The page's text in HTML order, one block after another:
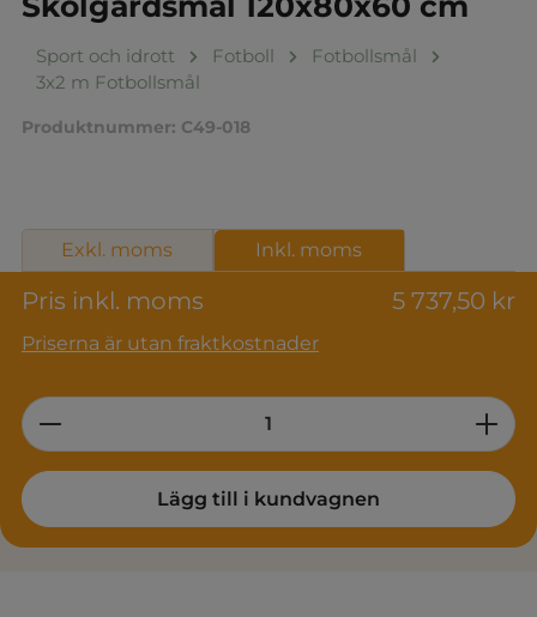
Sport och idrott Fotboll
Fotbollsmål
3x2 m Fotbollsmål
Produktnummer: C49-018
Pris inkl. moms 5 737,50 kr
Priserna är utan fraktkostnader
Exkl. moms Inkl. moms
Product Quantity: Enter the desired
Lägg till i kundvagnen